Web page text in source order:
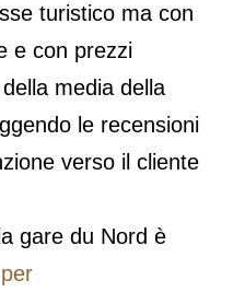
turistico ma con
e con prezzi
della media della
le recensioni
verso il cliente
gare du Nord è